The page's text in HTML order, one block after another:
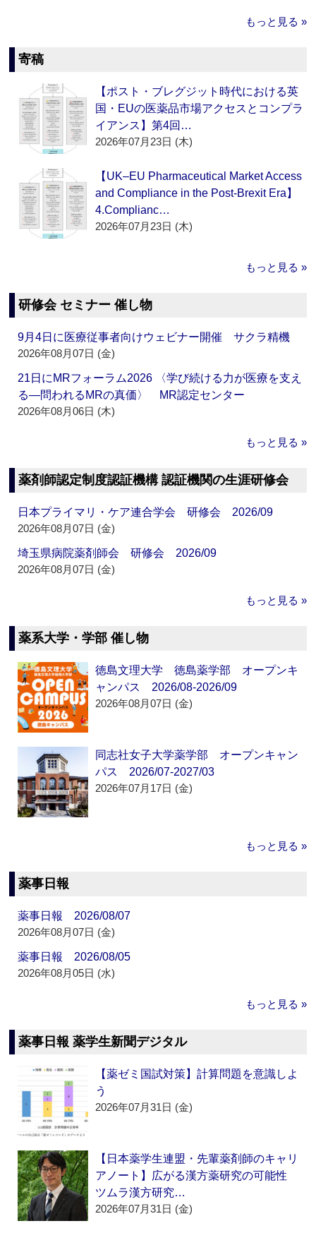
もっと見る »
寄稿
【ポスト・ブレグジット時代における英
国・EUの医薬品市場アクセスとコンプラ
イアンス】第4回…
2026年07月23日 (木)
【UK–EU Pharmaceutical Market Access
and Compliance in the Post-Brexit Era】
4.Complianc…
2026年07月23日 (木)
もっと見る »
研修会 セミナー 催し物
9月4日に医療従事者向けウェビナー開催 サクラ精機
2026年08月07日 (金)
21日にMRフォーラム2026 〈学び続ける力が医療を支え
る―問われるMRの真価〉 MR認定センター
2026年08月06日 (木)
もっと見る »
薬剤師認定制度認証機構 認証機関の生涯研修会
日本プライマリ・ケア連合学会 研修会 2026/09
2026年08月07日 (金)
埼玉県病院薬剤師会 研修会 2026/09
2026年08月07日 (金)
もっと見る »
薬系大学・学部 催し物
徳島文理大学 徳島薬学部 オープンキ
ャンパス 2026/08-2026/09
2026年08月07日 (金)
同志社女子大学薬学部 オープンキャン
パス 2026/07-2027/03
2026年07月17日 (金)
もっと見る »
薬事日報
薬事日報 2026/08/07
2026年08月07日 (金)
薬事日報 2026/08/05
2026年08月05日 (水)
もっと見る »
薬事日報 薬学生新聞デジタル
【薬ゼミ国試対策】計算問題を意識しよ
う
2026年07月31日 (金)
【日本薬学生連盟・先輩薬剤師のキャリ
アノート】広がる漢方薬研究の可能性
ツムラ漢方研究…
2026年07月31日 (金)